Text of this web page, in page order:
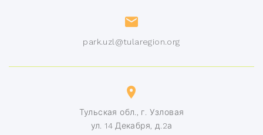
park.uzl@tularegion.org
Тульская обл., г. Узловая
ул. 14 Декабря, д.2а